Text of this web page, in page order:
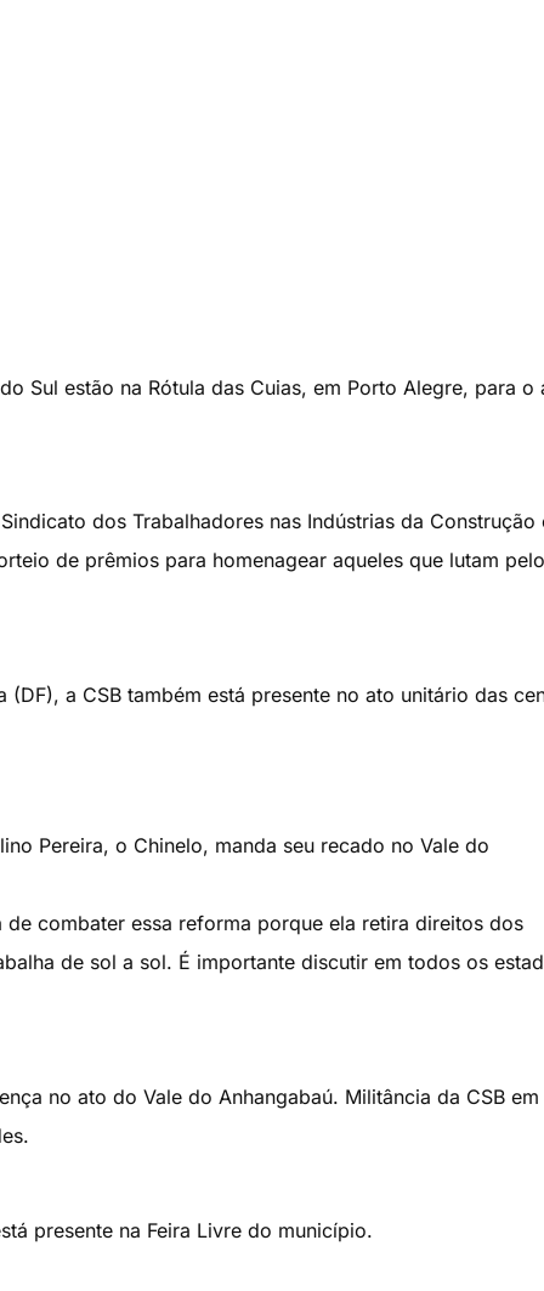
Sul estão na Rótula das Cuias, em Porto Alegre, para o
dos Trabalhadores nas Indústrias da Construção
de prêmios para homenagear aqueles que lutam pelo
a CSB também está presente no ato unitário das
Pereira, o Chinelo, manda seu recado no Vale do
combater essa reforma porque ela retira direitos dos
de sol a sol. É importante discutir em todos os
no ato do Vale do Anhangabaú. Militância da CSB
presente na Feira Livre do município.